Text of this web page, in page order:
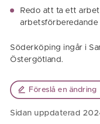
Redo att ta ett
Söderköping ingår i
Östergötland.
Föreslå en ändring
Sidan uppdaterad